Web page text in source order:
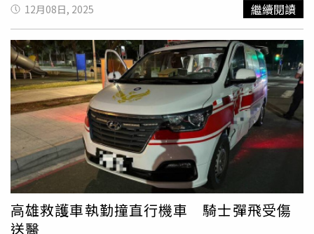
轉區遭波及摔倒受傷。小貨車吳姓駕駛也因碰撞力道造成左
腳受傷。警消獲報後到場救援，並將3名傷者送往醫院治
療。經酒測，救護車駕駛、小貨車駕駛與騎士皆無酒駕情
事。小貨車駕駛吳男向警方表示，他確實聽到救護車鳴笛，
但因閃避其他大型車輛、煞車不及，才釀成撞擊。警方已調
閱監視器釐清詳細肇事過程。
12月08日, 2025 繼續閱讀
高雄救護車執勤撞直行機車 騎士彈飛受傷
送醫